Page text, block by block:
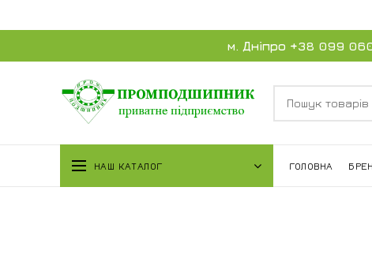
м. Дніпро +38 099
НАШ КАТАЛОГ ГОЛОВНА